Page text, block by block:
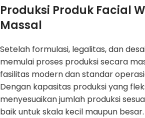
Produksi Produk Facial
Massal
Setelah formulasi, legalitas, dan
memulai proses produksi secara
fasilitas modern dan standar
Dengan kapasitas produksi yang
menyesuaikan jumlah produksi
baik untuk skala kecil maupun besar.